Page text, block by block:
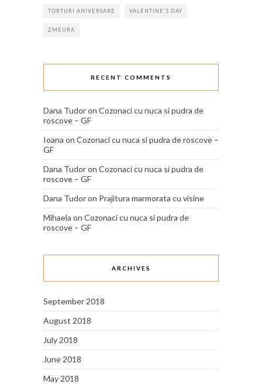
TORTURI ANIVERSARE VALENTINE'S DAY
ZMEURA
RECENT COMMENTS
Dana Tudoron Cozonaci cu nuca si pudra de
roscove – GF
Ioana on Cozonaci cu nuca si pudra de roscove –
GF
Dana Tudoron Cozonaci cu nuca si pudra de
roscove – GF
Dana Tudoron Prajitura marmorata cu visine
Mihaela on Cozonaci cu nuca si pudra de
roscove – GF
ARCHIVES
September 2018
August 2018
July 2018
June 2018
May 2018